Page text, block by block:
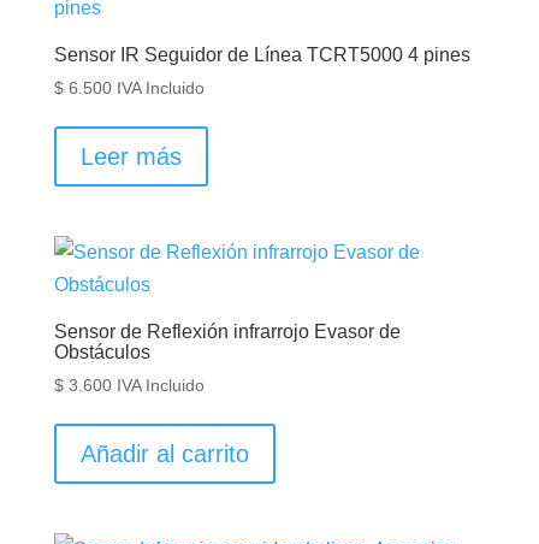
Sensor IR Seguidor de Línea TCRT5000 4 pines
$6.500 IVA Incluido
Leer más
Sensor de Reflexión infrarrojo Evasor de
Obstáculos
$3.600 IVA Incluido
Añadir al carrito